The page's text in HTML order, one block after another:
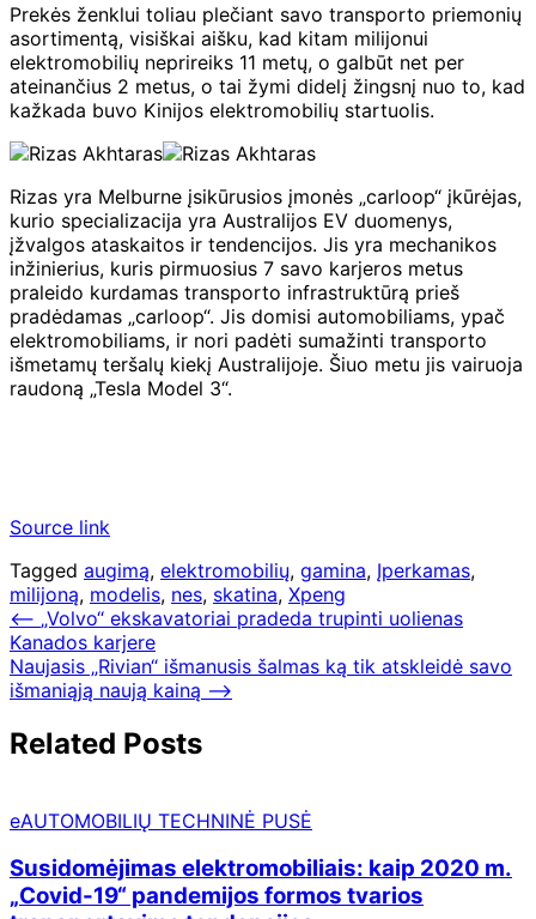
Prekės ženklui toliau plečiant savo transporto priemonių
asortimentą, visiškai aišku, kad kitam milijonui
elektromobilių neprireiks 11 metų, o galbūt net per
ateinančius 2 metus, o tai žymi didelį žingsnį nuo to, kad
kažkada buvo Kinijos elektromobilių startuolis.
Rizas yra Melburne įsikūrusios įmonės „carloop“ įkūrėjas,
kurio specializacija yra Australijos EV duomenys,
įžvalgos ataskaitos ir tendencijos. Jis yra mechanikos
inžinierius, kuris pirmuosius 7 savo karjeros metus
praleido kurdamas transporto infrastruktūrą prieš
pradėdamas „carloop“. Jis domisi automobiliams, ypač
elektromobiliams, ir nori padėti sumažinti transporto
išmetamų teršalų kiekį Australijoje. Šiuo metu jis vairuoja
raudoną „Tesla Model 3“.
Source link
Tagged augimą, elektromobilių, gamina, Įperkamas,
milijoną, modelis, nes, skatina, Xpeng
Navigacija
tarp
įrašų
⟵ „Volvo“ ekskavatoriai pradeda trupinti uolienas
Kanados karjere
Naujasis „Rivian“ išmanusis šalmas ką tik atskleidė savo
išmaniąją naują kainą ⟶
Related Posts
eAUTOMOBILIŲ TECHNINĖ PUSĖ
Susidomėjimas elektromobiliais: kaip 2020 m.
„Covid-19“ pandemijos formos tvarios